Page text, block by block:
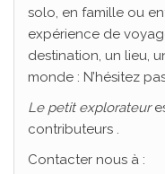
solo, en famille ou
expérience de
destination, un lieu,
monde : N’hésitez
Le petit explorateur
contributeurs .
Contacter nous à :